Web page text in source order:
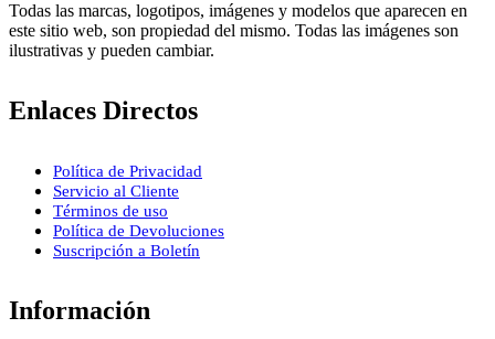
Todas las marcas, logotipos, imágenes y modelos que aparecen en
este sitio web, son propiedad del mismo. Todas las imágenes son
ilustrativas y pueden cambiar.
Enlaces Directos
Política de Privacidad
Servicio al Cliente
Términos de uso
Política de Devoluciones
Suscripción a Boletín
Información